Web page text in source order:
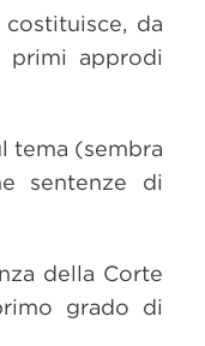
da
primi approdi
tema (sembra
sentenze di
della Corte
grado di